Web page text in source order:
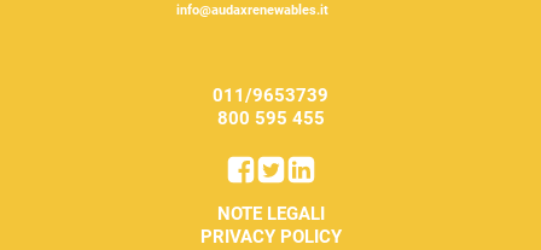
info@audaxrenewables.it
011/9653739
800 595 455
NOTE LEGALI
PRIVACY POLICY